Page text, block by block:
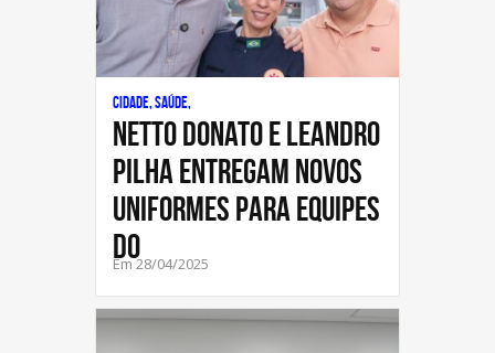
Cidade, Saúde,
NETTO DONATO E LEANDRO
PILHA ENTREGAM NOVOS
UNIFORMES PARA EQUIPES
DO
Em 28/04/2025